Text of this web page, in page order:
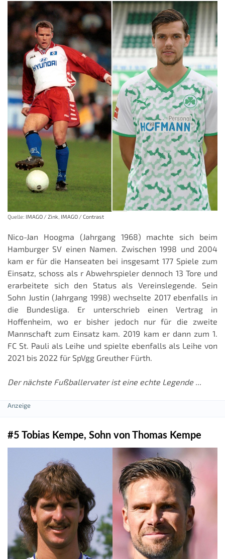
Quelle: IMAGO / Zink, IMAGO / Contrast
Nico-Jan Hoogma (Jahrgang 1968) machte sich beim
Hamburger SV einen Namen. Zwischen 1998 und 2004
kam er für die Hanseaten bei insgesamt 177 Spiele zum
Einsatz, schoss als r Abwehrspieler dennoch 13 Tore und
erarbeitete sich den Status als Vereinslegende. Sein
Sohn Justin (Jahrgang 1998) wechselte 2017 ebenfalls in
die Bundesliga. Er unterschrieb einen Vertrag in
Hoffenheim, wo er bisher jedoch nur für die zweite
Mannschaft zum Einsatz kam. 2019 kam er dann zum 1.
FC St. Pauli als Leihe und spielte ebenfalls als Leihe von
2021 bis 2022 für SpVgg Greuther Fürth.
Der nächste Fußballervater ist eine echte Legende ...
#5 Tobias Kempe, Sohn von Thomas Kempe